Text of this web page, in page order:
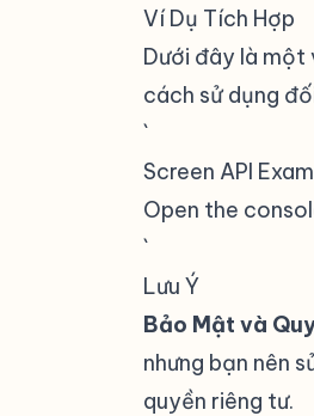
Ví Dụ Tích Hợp
Dưới đây là một
cách sử dụng
`
Screen API
Open the
`
Lưu Ý
Bảo Mật và
nhưng bạn nên
quyền riêng tư.